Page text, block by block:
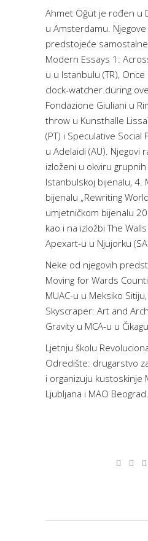
Ahmet Öğüt je rođen u
u Amsterdamu.
predstojeće
Modern Essays 1:
u u Istanbulu (TR),
clock-watcher during
Fondazione Giuliani u
throw u Kunsthalle
(PT) i Speculative Social
u Adelaidi (AU). Njegovi
izloženi u okviru
Istanbulskoj bijenalu, 4.
bijenalu „Rewriting
umjetničkom bijenalu
kao i na izložbi The
Apexart-u u Njujorku
Neke od njegovih
Moving for Wards
MUAC-u u Meksiko
Skyscraper: Art and
Gravity u MCA-u u
Ljetnju školu
Odredište: drugarstvo
i organizuju kustoskinje
Ljubljana i MAO Beograd.